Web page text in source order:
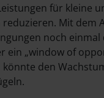
für kleine
Mit dem
noch einmal
ein „window of
den